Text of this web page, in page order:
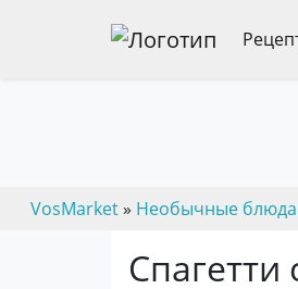
VosMarket» Необычные блюда
Спагетти